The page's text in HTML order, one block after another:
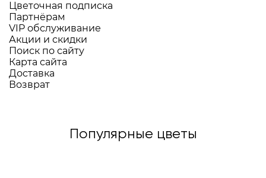
Цветочная подписка
Партнёрам
VIP обслуживание
Акции и скидки
Поиск по сайту
Карта сайта
Доставка
Возврат
Популярные цветы